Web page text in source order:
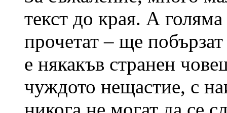
текст до края. А голяма
прочетат – ще побързат
е някакъв странен
чуждото нещастие, с